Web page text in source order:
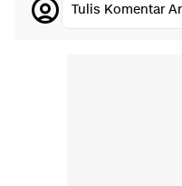
Tulis Komentar